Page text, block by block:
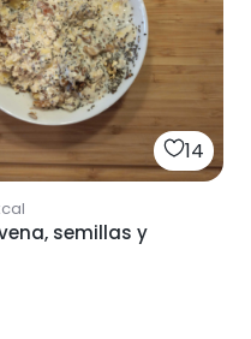
14
semillas y